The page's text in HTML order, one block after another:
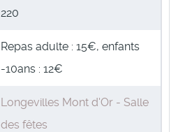
220
Repas adulte : 15€, enfants
-10ans : 12€
Longevilles Mont d'Or - Salle
des fêtes